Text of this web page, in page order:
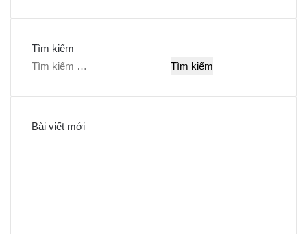
Tìm kiếm
T
Bài viết mới